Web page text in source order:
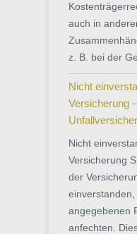
auch in
z. B. bei der
Nicht
Versicherung
Nicht
Versicherung
der
angegebenen
anfechten.